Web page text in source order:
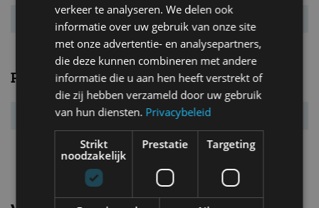
Energielabel
Prestaties
Acc. 0-100 km/u 8,4 s
Topsnelheid 224 km/u
verkeer te analyseren. We delen ook
informatie over uw gebruik van onze site
met onze advertentie- en analysepartners,
die deze kunnen combineren met andere
informatie die u aan hen heeft verstrekt of
die zij hebben verzameld door uw gebruik
van hun diensten. Privacybeleid
Strikt
noodzakelijk
Prestatie Targeting